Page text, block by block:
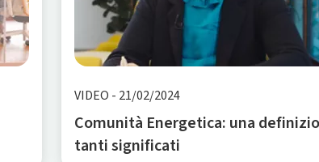
VIDEO - 21/02/2024
Comunità Energetica: una
tanti significati